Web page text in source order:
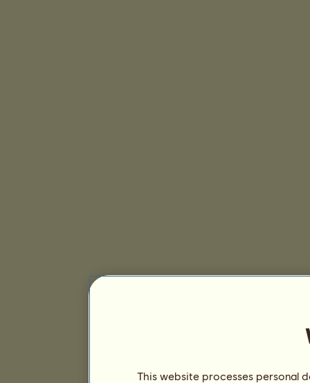
This website processes personal